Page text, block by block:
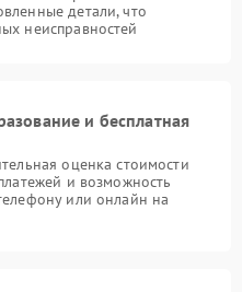
детали, что
неисправностей
и бесплатная
оценка стоимости
и возможность
или онлайн на